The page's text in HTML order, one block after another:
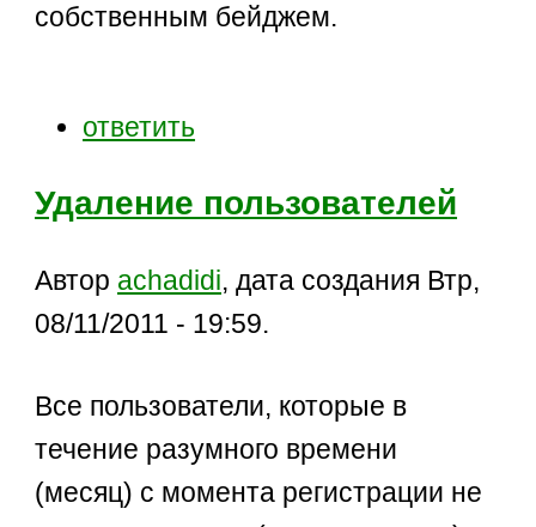
собственным бейджем.
ответить
Удаление пользователей
Автор achadidi, дата создания Втр,
08/11/2011 - 19:59.
Все пользователи, которые в
течение разумного времени
(месяц) с момента регистрации не